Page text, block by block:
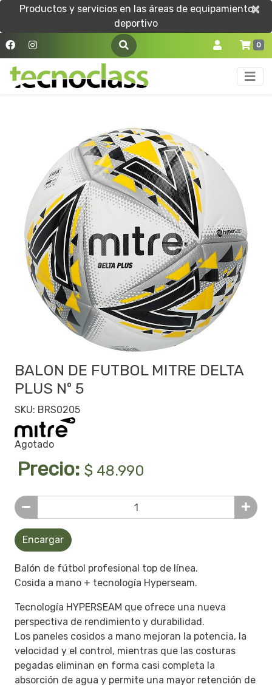
Productos y servicios en las áreas de equipamiento
deportivo
×
×
0
BALON DE FUTBOL MITRE DELTA
PLUS Nº 5
SKU: BRS0205
Agotado
Precio: $ 48.990
Encargar
Balón de fútbol profesional top de línea.
Cosida a mano + tecnología Hyperseam.
Tecnología HYPERSEAM que ofrece una nueva
perspectiva de rendimiento y durabilidad.
Los paneles cosidos a mano mejoran la potencia, la
velocidad y el control, mientras que las costuras
pegadas eliminan en forma casi completa la
absorción de agua y permite una mayor retención de